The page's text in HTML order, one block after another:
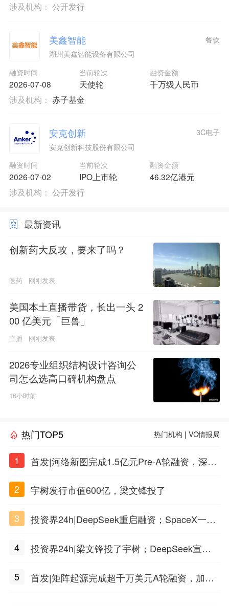
涉及机构： 公开发行
美鑫智能
湖州美鑫智能设备有限公司
融资时间
2026-07-08
当前轮次
天使轮
融资金额
千万级人民币
餐饮
涉及机构： 赤子基金
安克创新
安克创新科技股份有限公司
融资时间
2026-07-02
当前轮次
IPO上市轮
融资金额
46.32亿港元
3C电子
涉及机构： 公开发行
最新资讯
创新药大反攻，要来了吗？
医药 刚刚发表
美国本土直播带货，长出一头 2
00 亿美元「巨兽」
直播 刚刚发表
2026专业组织结构设计咨询公
司怎么选高口碑机构盘点
16小时前
热门TOP5 热门机构 |VC情报局
1
首发|河络新图完成1.5亿元Pre-A轮融资，深耕i
2
宇树发行市值600亿，梁文锋投了
3
投资界24h|DeepSeek重启融资；SpaceX一夜
4
投资界24h|梁文锋投了宇树；DeepSeek宣布
5
首发|矩阵起源完成超千万美元A轮融资，加速